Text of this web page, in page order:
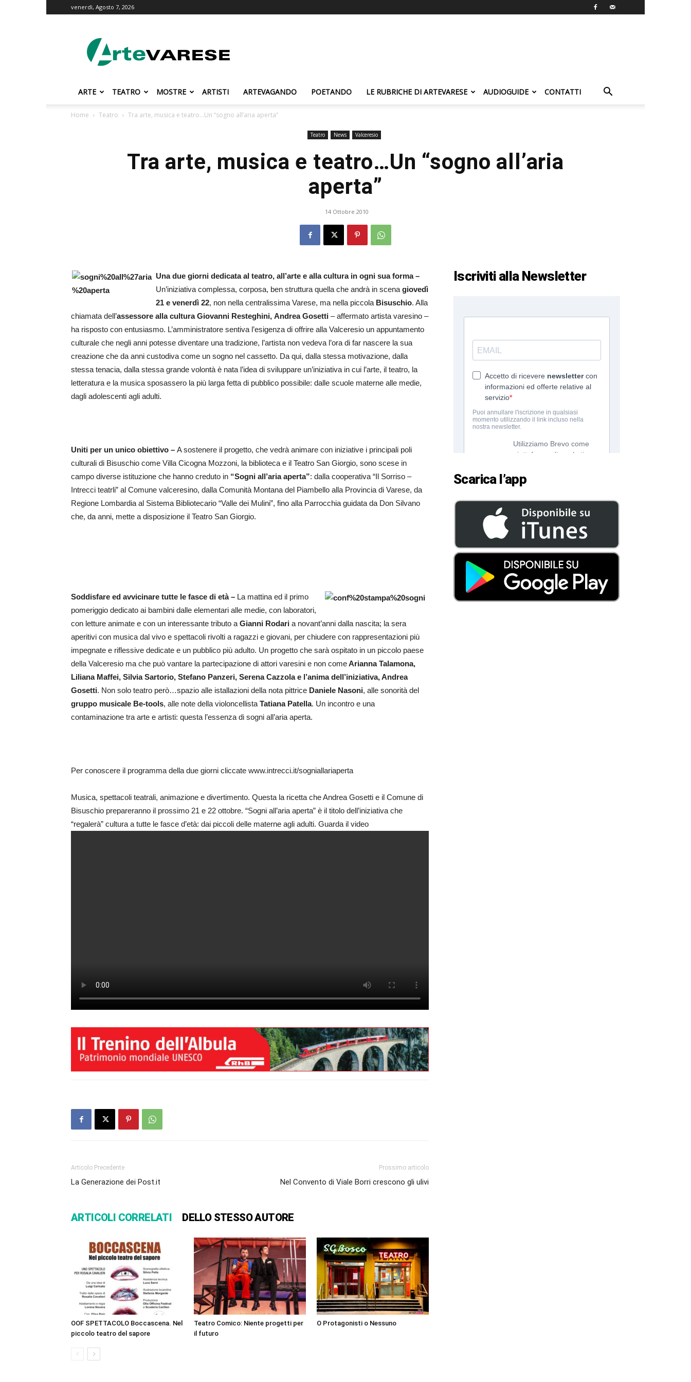
venerdì, Agosto 7, 2026
ARTE TEATRO MOSTRE ARTISTI ARTEVAGANDO POETANDO LE RUBRICHE DI ARTEVARESE AUDIOGUIDE CONTATTI
Home Teatro Tra arte, musica e teatro…Un “sogno all’aria aperta”
Teatro News Valceresio
Tra arte, musica e teatro…Un “sogno all’aria
aperta”
14 Ottobre 2010
Una due giorni dedicata al teatro, all’arte e alla cultura in ogni sua forma –
Un’iniziativa complessa, corposa, ben struttura quella che andrà in scena giovedì
21 e venerdì 22, non nella centralissima Varese, ma nella piccola Bisuschio. Alla
chiamata dell’assessore alla cultura Giovanni Resteghini, Andrea Gosetti – affermato artista varesino –
ha risposto con entusiasmo. L’amministratore sentiva l’esigenza di offrire alla Valceresio un appuntamento
culturale che negli anni potesse diventare una tradizione, l’artista non vedeva l’ora di far nascere la sua
creazione che da anni custodiva come un sogno nel cassetto. Da qui, dalla stessa motivazione, dalla
stessa tenacia, dalla stessa grande volontà è nata l’idea di sviluppare un’iniziativa in cui l’arte, il teatro, la
letteratura e la musica sposassero la più larga fetta di pubblico possibile: dalle scuole materne alle medie,
dagli adolescenti agli adulti.
Uniti per un unico obiettivo – A sostenere il progetto, che vedrà animare con iniziative i principali poli
culturali di Bisuschio come Villa Cicogna Mozzoni, la biblioteca e il Teatro San Giorgio, sono scese in
campo diverse istituzione che hanno creduto in “Sogni all’aria aperta”: dalla cooperativa “Il Sorriso –
Intrecci teatrli” al Comune valceresino, dalla Comunità Montana del Piambello alla Provincia di Varese, da
Regione Lombardia al Sistema Bibliotecario “Valle dei Mulini”, fino alla Parrocchia guidata da Don Silvano
che, da anni, mette a disposizione il Teatro San Giorgio.
Soddisfare ed avvicinare tutte le fasce di età – La mattina ed il primo
pomeriggio dedicato ai bambini dalle elementari alle medie, con laboratori,
con letture animate e con un interessante tributo a Gianni Rodari a novant’anni dalla nascita; la sera
aperitivi con musica dal vivo e spettacoli rivolti a ragazzi e giovani, per chiudere con rappresentazioni più
impegnate e riflessive dedicate e un pubblico più adulto. Un progetto che sarà ospitato in un piccolo paese
della Valceresio ma che può vantare la partecipazione di attori varesini e non comeArianna Talamona,
Liliana Maffei, Silvia Sartorio, Stefano Panzeri, Serena Cazzola e l’anima dell’iniziativa, Andrea
Gosetti. Non solo teatro però…spazio alle istallazioni della nota pittrice Daniele Nasoni, alle sonorità del
gruppo musicale Be-tools, alle note della violoncellista Tatiana Patella. Un incontro e una
contaminazione tra arte e artisti: questa l’essenza di sogni all’aria aperta.
Per conoscere il programma della due giorni cliccate www.intrecci.it/sogniallariaperta
Musica, spettacoli teatrali, animazione e divertimento. Questa la ricetta che Andrea Gosetti e il Comune di
Bisuschio prepareranno il prossimo 21 e 22 ottobre. “Sogni all’aria aperta” è il titolo dell’iniziativa che
“regalerà” cultura a tutte le fasce d’età: dai piccoli delle materne agli adulti. Guarda il video
Articolo Precedente
La Generazione dei Post.it
Prossimo articolo
Nel Convento di Viale Borri crescono gli ulivi
ARTICOLI CORRELATI DELLO STESSO AUTORE
OOF SPETTACOLO Boccascena. Nel
piccolo teatro del sapore
Teatro Comico: Niente progetti per
il futuro
O Protagonisti o Nessuno
Iscriviti alla Newsletter
Scarica l’app